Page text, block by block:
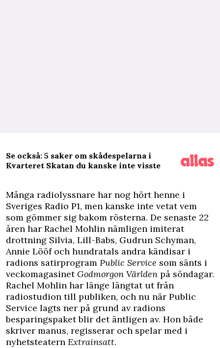
Se också: 5 saker om skådespelarna i
Kvarteret Skatan du kanske inte visste
Många radiolyssnare har nog hört henne i
Sveriges Radio P1, men kanske inte vetat vem
som gömmer sig bakom rösterna. De senaste 22
åren har Rachel Mohlin nämligen imiterat
drottning Silvia, Lill-Babs, Gudrun Schyman,
Annie Lööf och hundratals andra kändisar i
radions satirprogram Public Service som sänts i
veckomagasinet Godmorgon Världen på söndagar.
Rachel Mohlin har länge längtat ut från
radiostudion till publiken, och nu när Public
Service lagts ner på grund av radions
besparingspaket blir det äntligen av. Hon både
skriver manus, regisserar och spelar med i
nyhetsteatern Extrainsatt.